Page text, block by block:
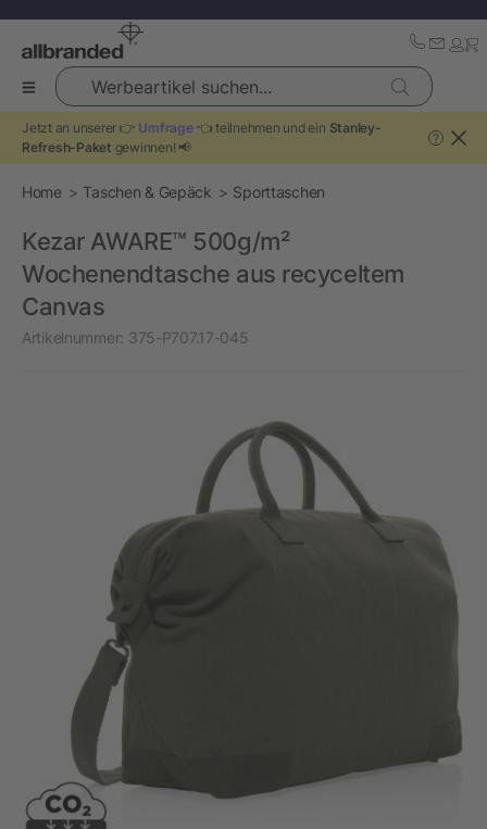
Werbeartikel suchen...
Jetzt an unserer 👉 Umfrage👈 teilnehmen und ein Stanley-
Refresh-Paket gewinnen! 📢
?
Home Taschen & Gepäck Sporttaschen
Kezar AWARE™ 500g/m²
Wochenendtasche aus recyceltem
Canvas
Artikelnummer: 375-P707.17-045